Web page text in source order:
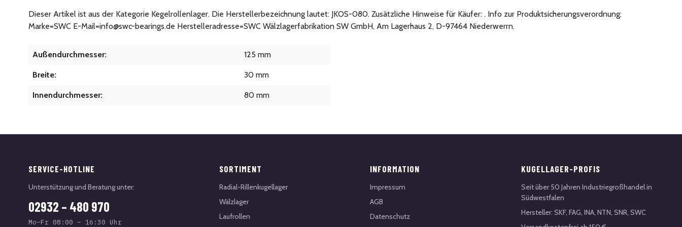
Dieser Artikel ist aus der Kategorie Kegelrollenlager. Die Herstellerbezeichnung lautet: JKOS-080. Zusätzliche Hinweise für Käufer: . Info zur Produktsicherungsverordnung:
Marke=SWC E-Mail=info@swc-bearings.de Herstelleradresse=SWC Wälzlagerfabrikation SW GmbH, Am Lagerhaus 2, D-97464 Niederwerrn.
Außendurchmesser: 125 mm
Breite: 30 mm
Innendurchmesser: 80 mm
SERVICE-HOTLINE
Unterstützung und Beratung unter:
02932 – 480 970
Mo–Fr 08:00 – 16:30 Uhr
SORTIMENT
Radial-Rillenkugellager
Wälzlager
Laufrollen
INFORMATION
Impressum
AGB
Datenschutz
KUGELLAGER-PROFIS
Seit über 50 Jahren Industriegroßhandel in
Südwestfalen
Hersteller: SKF, FAG, INA, NTN, SNR, SWC